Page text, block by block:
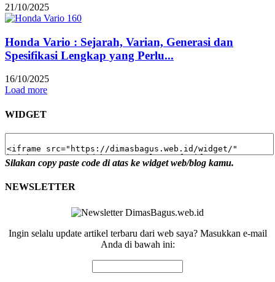
21/10/2025
Honda Vario : Sejarah, Varian, Generasi dan
Spesifikasi Lengkap yang Perlu...
16/10/2025
Load more
WIDGET
Silakan copy paste code di atas ke widget web/blog kamu.
NEWSLETTER
Ingin selalu update artikel terbaru dari web saya? Masukkan e-mail
Anda di bawah ini: